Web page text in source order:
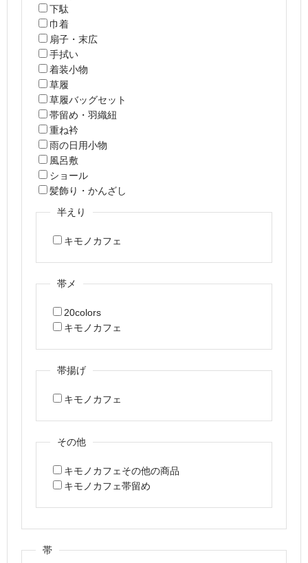
下駄
巾着
扇子・末広
手拭い
着装小物
草履
草履バッグセット
帯留め・羽織紐
重ね衿
雨の日用小物
風呂敷
ショール
髪飾り・かんざし
半えり
キモノカフェ
帯メ
20colors
キモノカフェ
帯揚げ
キモノカフェ
その他
キモノカフェその他の商品
キモノカフェ帯留め
帯